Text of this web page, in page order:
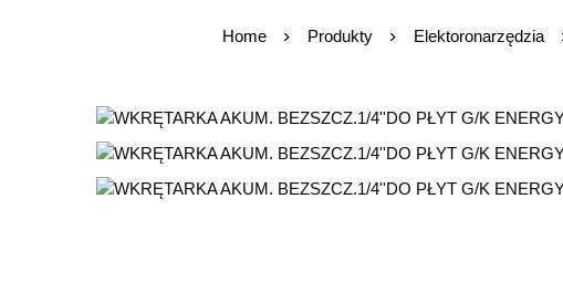
Home Produkty Elektoronarzędzia